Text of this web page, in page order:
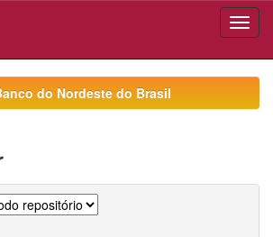
do Nordeste do Brasil